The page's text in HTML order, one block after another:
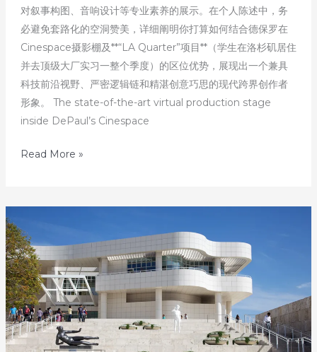
对叙事构图、音响设计等专业素养的展示。在个人陈述中，务
必避免套路化的空洞赞美，详细阐明你打算如何结合德保罗在
Cinespace摄影棚及**“LA Quarter”项目**（学生在洛杉矶居住
并去顶级大厂实习一整个季度）的区位优势，展现出一个兼具
科技前沿视野、严密逻辑链和精湛创意巧思的现代跨界创作者
形象。 The state-of-the-art virtual production stage
inside DePaul’s Cinespace
发
国
顶
尖
艺
术
名
校
–
Read More »